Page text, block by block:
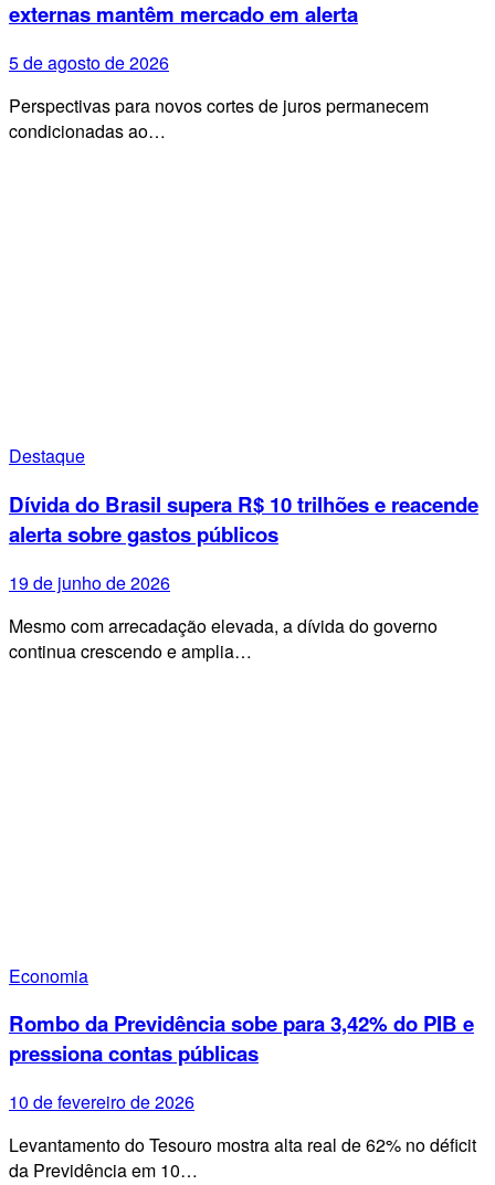
externas mantêm mercado em alerta
5 de agosto de 2026
Perspectivas para novos cortes de juros permanecem
condicionadas ao…
Destaque
Dívida do Brasil supera R$ 10 trilhões e reacende
alerta sobre gastos públicos
19 de junho de 2026
Mesmo com arrecadação elevada, a dívida do governo
continua crescendo e amplia…
Economia
Rombo da Previdência sobe para 3,42% do PIB e
pressiona contas públicas
10 de fevereiro de 2026
Levantamento do Tesouro mostra alta real de 62% no déficit
da Previdência em 10…